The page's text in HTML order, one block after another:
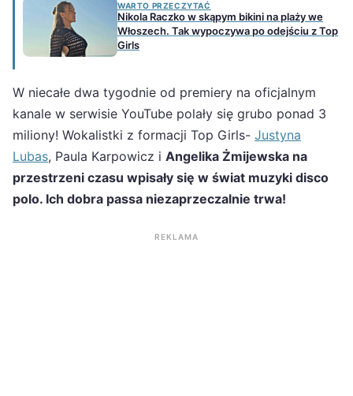
WARTO PRZECZYTAĆ
Nikola Raczko w skąpym bikini na plaży we
Włoszech. Tak wypoczywa po odejściu z Top
Girls
W niecałe dwa tygodnie od premiery na oficjalnym
kanale w serwisie YouTube polały się grubo ponad 3
miliony! Wokalistki z formacji Top Girls- Justyna
Lubas, Paula Karpowicz i Angelika Żmijewska na
przestrzeni czasu wpisały się w świat muzyki disco
polo. Ich dobra passa niezaprzeczalnie trwa!
REKLAMA